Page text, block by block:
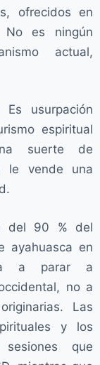
ofrecidos en
No es ningún
actual,
usurpación
espiritual
suerte de
le vende una
del 90 % del
ayahuasca en
a parar a
no a
Las
y los
sesiones que